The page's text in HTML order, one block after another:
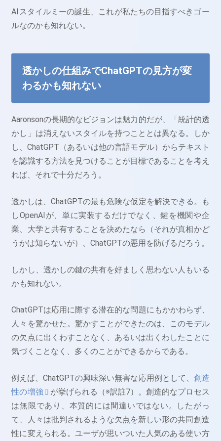
AIスタイルミーの誕生、これが私たちの目指すべきゴー
ルなのかも知れない。
透かしの仕組みでChatGPTの見方が変
わるかも知れない
Aaronsonの長期的なビジョンは魅力的だが、「統計的透
かし」は消えないスタイルを持つこととは異なる。しか
し、ChatGPT（あるいは他の言語モデル）からテキスト
を認識する方法を見つけることが目標であることを考え
れば、それで十分だろう。
透かしは、ChatGPTの最も危険な仮定を解決できる。も
しOpenAIが、単に実装するだけでなく、鍵を機関や企
業、大学と共有することを決めたなら（それが真相かど
うかは知らないが）、ChatGPTの悪用を防げるだろう。
しかし、透かしの鍵の共有を好ましく思わない人もいる
かも知れない。
ChatGPTは応用に際する潜在的な問題にもかかわらず、
人々を驚かせた。驚かすことができたのは、このモデル
の欠点に出くわすことなく、あるいは出くわしたことに
気づくことなく、多くのことができるからである。
例えば、ChatGPTの興味深い無害な応用例として、 創造
性の増強
が挙げられる（※訳註7）。創造的なプロセス
は無限であり、本質的には間違いではない。したがっ
て、人々は批判されるような欠点を新しい形の共同創造
性に変えられる。ユーザが思いついた人気のある使い方